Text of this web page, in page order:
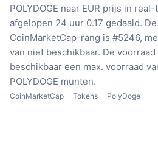
POLYDOGE naar EUR prijs in real-
afgelopen 24 uur 0.17 gedaald.
CoinMarketCap-rang is #5246,
van niet beschikbaar. De
beschikbaar een max. voorraad
POLYDOGE munten.
CoinMarketCap Tokens PolyDoge